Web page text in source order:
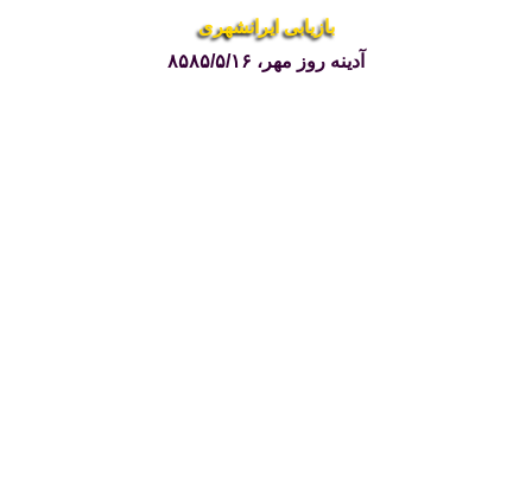
بازیابی ایرانشهری
آدینه روز مهر، ۸۵۸۵/۵/۱۶